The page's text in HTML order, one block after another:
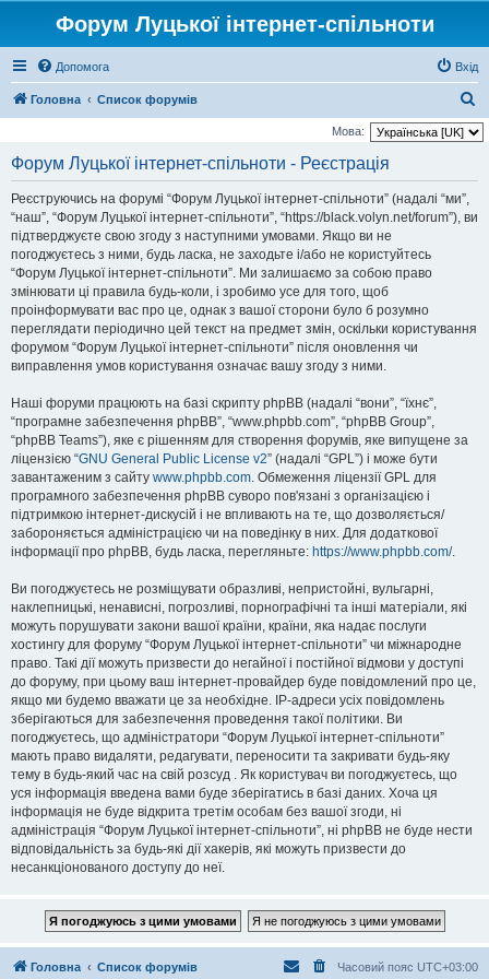
Форум Луцької інтернет-спільноти
Допомога Вхід
Головна Список форумів
о
Мова:
Форум Луцької інтернет-спільноти - Реєстрація
Реєструючись на форумі “Форум Луцької інтернет-спільноти” (надалі “ми”,
“наш”, “Форум Луцької інтернет-спільноти”, “https://black.volyn.net/forum”), ви
підтверджуєте свою згоду з наступними умовами. Якщо ви не
погоджуєтесь з ними, будь ласка, не заходьте і/або не користуйтесь
“Форум Луцької інтернет-спільноти”. Ми залишаємо за собою право
змінювати ці правила будь-коли, і зробимо усе для того, щоб
проінформувати вас про це, однак з вашої сторони було б розумно
переглядати періодично цей текст на предмет змін, оскільки користування
форумом “Форум Луцької інтернет-спільноти” після оновлення чи
виправлення умов користування означає вашу згоду з ними.
Наші форуми працюють на базі скрипту phpBB (надалі “вони”, “їхнє”,
“програмне забезпечення phpBB”, “www.phpbb.com”, “phpBB Group”,
“phpBB Teams”), яке є рішенням для створення форумів, яке випущене за
ліцензією “GNU General Public License v2” (надалі “GPL”) і може бути
завантаженим з сайту www.phpbb.com. Обмеження ліцензії GPL для
програмного забезпечення phpBB суворо пов'язані з організацією і
підтримкою інтернет-дискусій і не впливають на те, що дозволяється/
забороняється адміністрацією чи на поведінку в них. Для додаткової
інформації про phpBB, будь ласка, перегляньте: https://www.phpbb.com/.
Ви погоджуєтесь не розміщувати образливі, непристойні, вульгарні,
наклепницькі, ненависні, погрозливі, порнографічні та інші матеріали, які
можуть порушувати закони вашої країни, країни, яка надає послуги
хостингу для форуму “Форум Луцької інтернет-спільноти” чи міжнародне
право. Такі дії можуть призвести до негайної і постійної відмови у доступі
до форуму, при цьому ваш інтернет-провайдер буде повідомлений про це,
якщо ми будемо вважати це за необхідне. IP-адреси усіх повідомлень
зберігаються для забезпечення проведення такої політики. Ви
погоджуєтесь, що адміністратори “Форум Луцької інтернет-спільноти”
мають право видаляти, редагувати, переносити та закривати будь-яку
тему в будь-який час на свій розсуд . Як користувач ви погоджуєтесь, що
уся інформація введена вами буде зберігатись в базі даних. Хоча ця
інформація не буде відкрита третім особам без вашої згоди, ні
адміністрація “Форум Луцької інтернет-спільноти”, ні phpBB не буде нести
відповідальність за будь-які дії хакерів, які можуть призвести до
несанкціонованого доступу до неї.
Головна Список форумів Часовий пояс UTC+03:00